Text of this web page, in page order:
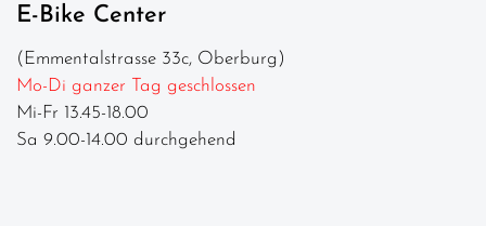
E-Bike Center
(Emmentalstrasse 33c, Oberburg)
Mo-Di ganzer Tag geschlossen
Mi-Fr 13.45-18.00
Sa 9.00-14.00 durchgehend